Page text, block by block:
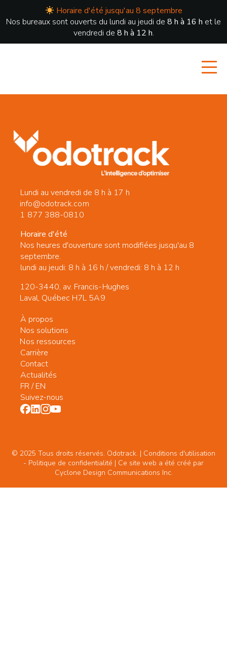
Horaire d'été jusqu'au 8 septembre
Nos bureaux sont ouverts du lundi au jeudi de 8 h à 16 h et le
vendredi de 8 h à 12 h.
Lundi au vendredi de 8 h à 17 h
info@odotrack.com
1 877 388-0810
Horaire d'été
Nos heures d'ouverture sont modifiées jusqu'au 8
septembre.
lundi au jeudi: 8 h à 16 h / vendredi: 8 h à 12 h
120-3440, av. Francis-Hughes
Laval, Québec H7L 5A9
À propos
Nos solutions
Nos ressources
Carrière
Contact
Actualités
FR/EN
Suivez-nous
© 2025 Tous droits réservés. Odotrack. | Conditions d'utilisation
- Politique de confidentialité | Ce site web a été créé par
Cyclone Design Communications Inc.